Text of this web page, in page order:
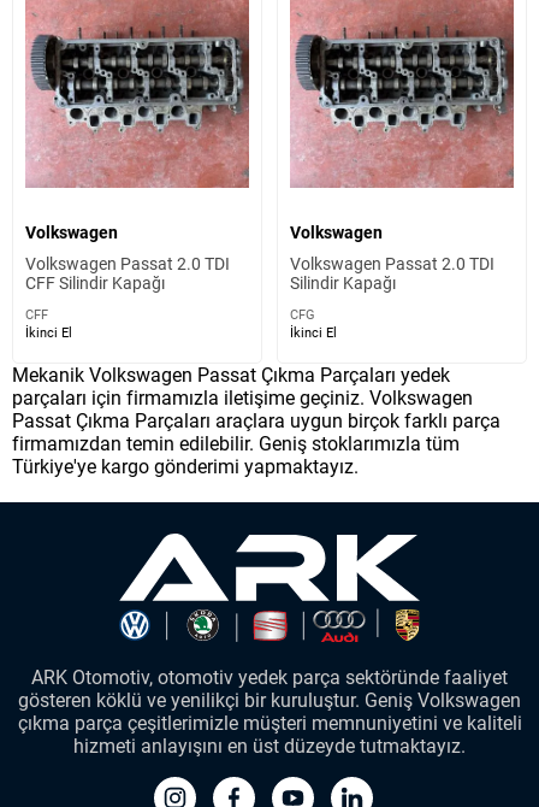
Volkswagen
Volkswagen Passat 2.0 TDI
CFF Silindir Kapağı
CFF
İkinci El
Volkswagen
Volkswagen Passat 2.0 TDI
Silindir Kapağı
CFG
İkinci El
Mekanik Volkswagen Passat Çıkma Parçaları yedek
parçaları için firmamızla iletişime geçiniz. Volkswagen
Passat Çıkma Parçaları araçlara uygun birçok farklı parça
firmamızdan temin edilebilir. Geniş stoklarımızla tüm
Türkiye'ye kargo gönderimi yapmaktayız.
ARK Otomotiv, otomotiv yedek parça sektöründe faaliyet
gösteren köklü ve yenilikçi bir kuruluştur. Geniş Volkswagen
çıkma parça çeşitlerimizle müşteri memnuniyetini ve kaliteli
hizmeti anlayışını en üst düzeyde tutmaktayız.